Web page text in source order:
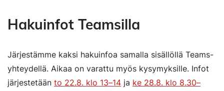
Hakuinfot Teamsilla
Järjestämme kaksi hakuinfoa samalla sisällöllä Teams-
yhteydellä. Aikaa on varattu myös kysymyksille. Infot
järjestetään to 22.8. klo 13–14 ja ke 28.8. klo 8.30–